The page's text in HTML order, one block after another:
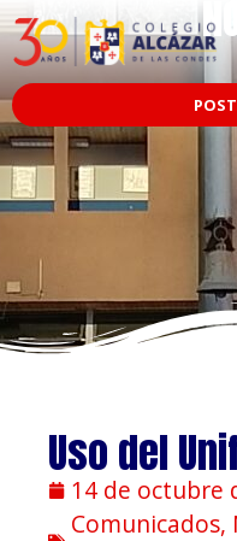
Uso del
14 de octubre
Comunicados,